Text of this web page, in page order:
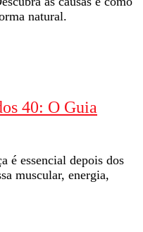
natural.
40: O Guia
é essencial depois dos
muscular, energia,